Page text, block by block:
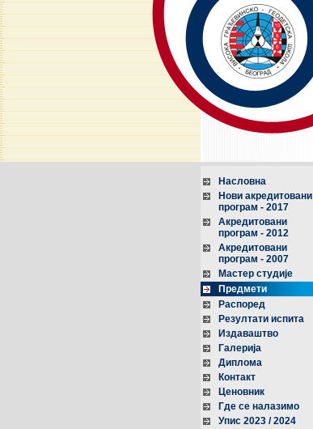
Насловна
Нови акредитовани
програм - 2017
Акредитовани
програм - 2012
Акредитовани
програм - 2007
Мастер студије
Предмети
Распоред
Резултати испита
Издаваштво
Галерија
Диплома
Контакт
Ценовник
Где се налазимо
Упис 2023 / 2024